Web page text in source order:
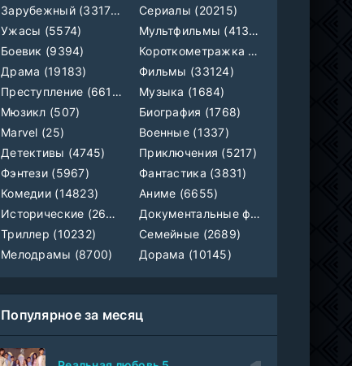
Счастливы ли мы?
Фильм
WEB-Rip
Синема УС
Любовь на розлив
Фильм
WEB-Rip
Ольмо
Фильм
WEB-Rip
@MUZOBOZ@
Наши счастливые дни
1 сезон
серия
Авто-Перевод
Последний повар
1-28
серия
Субтитры
Шугар
1-2 сезон
Зарубежный (33179)
Сериалы (20215)
Ужасы (5574)
Мультфильмы (4133)
Боевик (9394)
Короткометражка (700)
Драма (19183)
Фильмы (33124)
Преступление (6612)
Музыка (1684)
Мюзикл (507)
Биография (1768)
Marvel (25)
Военные (1337)
Детективы (4745)
Приключения (5217)
Фэнтези (5967)
Фантастика (3831)
Комедии (14823)
Аниме (6655)
Исторические (2658)
Документальные фильмы (1923)
Триллер (10232)
Семейные (2689)
Мелодрамы (8700)
Дорама (10145)
Популярное за месяц